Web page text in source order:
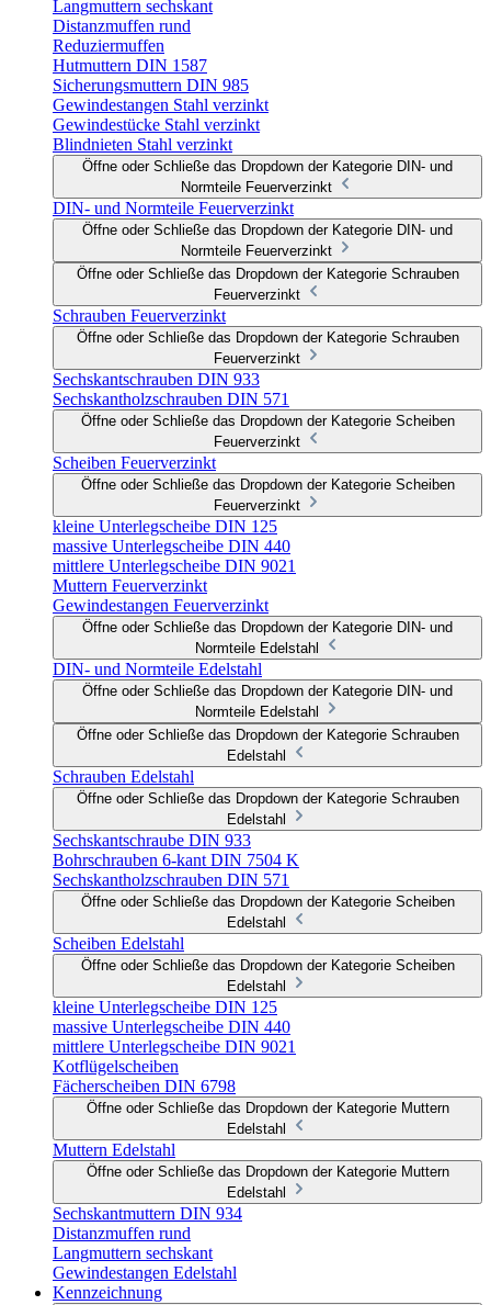
Langmuttern sechskant
Distanzmuffen rund
Reduziermuffen
Hutmuttern DIN 1587
Sicherungsmuttern DIN 985
Gewindestangen Stahl verzinkt
Gewindestücke Stahl verzinkt
Blindnieten Stahl verzinkt
Öffne oder Schließe das Dropdown der Kategorie DIN- und
Normteile Feuerverzinkt
DIN- und Normteile Feuerverzinkt
Öffne oder Schließe das Dropdown der Kategorie DIN- und
Normteile Feuerverzinkt
Öffne oder Schließe das Dropdown der Kategorie Schrauben
Feuerverzinkt
Schrauben Feuerverzinkt
Öffne oder Schließe das Dropdown der Kategorie Schrauben
Feuerverzinkt
Sechskantschrauben DIN 933
Sechskantholzschrauben DIN 571
Öffne oder Schließe das Dropdown der Kategorie Scheiben
Feuerverzinkt
Scheiben Feuerverzinkt
Öffne oder Schließe das Dropdown der Kategorie Scheiben
Feuerverzinkt
kleine Unterlegscheibe DIN 125
massive Unterlegscheibe DIN 440
mittlere Unterlegscheibe DIN 9021
Muttern Feuerverzinkt
Gewindestangen Feuerverzinkt
Öffne oder Schließe das Dropdown der Kategorie DIN- und
Normteile Edelstahl
DIN- und Normteile Edelstahl
Öffne oder Schließe das Dropdown der Kategorie DIN- und
Normteile Edelstahl
Öffne oder Schließe das Dropdown der Kategorie Schrauben
Edelstahl
Schrauben Edelstahl
Öffne oder Schließe das Dropdown der Kategorie Schrauben
Edelstahl
Sechskantschraube DIN 933
Bohrschrauben 6-kant DIN 7504 K
Sechskantholzschrauben DIN 571
Öffne oder Schließe das Dropdown der Kategorie Scheiben
Edelstahl
Scheiben Edelstahl
Öffne oder Schließe das Dropdown der Kategorie Scheiben
Edelstahl
kleine Unterlegscheibe DIN 125
massive Unterlegscheibe DIN 440
mittlere Unterlegscheibe DIN 9021
Kotflügelscheiben
Fächerscheiben DIN 6798
Öffne oder Schließe das Dropdown der Kategorie Muttern
Edelstahl
Muttern Edelstahl
Öffne oder Schließe das Dropdown der Kategorie Muttern
Edelstahl
Sechskantmuttern DIN 934
Distanzmuffen rund
Langmuttern sechskant
Gewindestangen Edelstahl
Kennzeichnung